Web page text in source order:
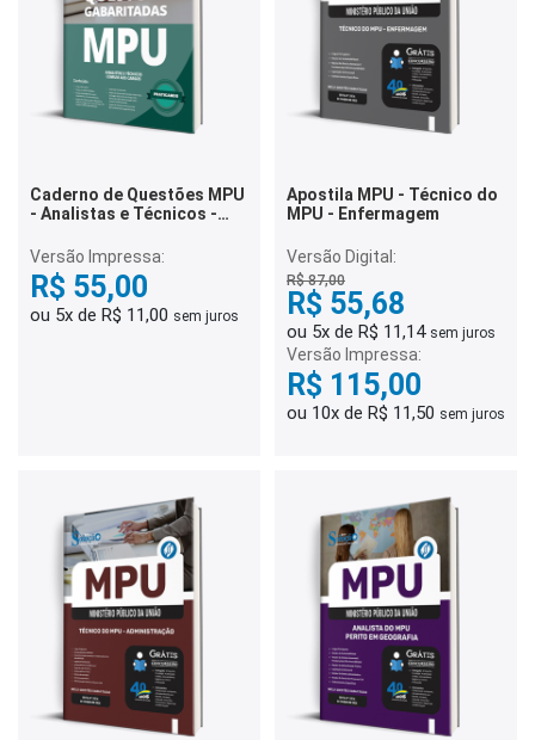
Caderno de Questões MPU
- Analistas e Técnicos -
Questões Gabaritadas
Versão Impressa:
R$ 55,00
ou 5x de R$ 11,00 sem juros
Apostila MPU - Técnico do
MPU - Enfermagem
Versão Digital:
R$ 87,00
R$ 55,68
ou 5x de R$ 11,14 sem juros
Versão Impressa:
R$ 115,00
ou 10x de R$ 11,50 sem juros